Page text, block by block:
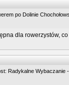
po Dolinie
dla rowerzystów,
Radykalne Wybaczanie